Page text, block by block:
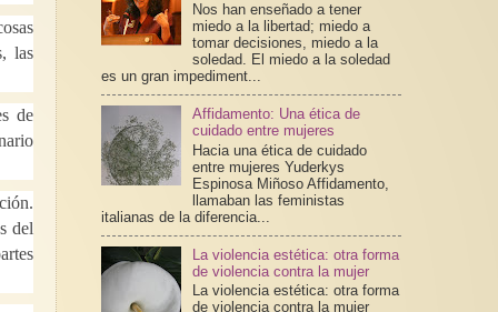
las
de
del
Nos han enseñado a tener
miedo a la libertad; miedo a
tomar decisiones, miedo a la
soledad. El miedo a la soledad
es un gran impediment...
Affidamento: Una ética de
cuidado entre mujeres
Hacia una ética de cuidado
entre mujeres Yuderkys
Espinosa Miñoso Affidamento,
llamaban las feministas
italianas de la diferencia...
La violencia estética: otra forma
de violencia contra la mujer
La violencia estética: otra forma
de violencia contra la mujer